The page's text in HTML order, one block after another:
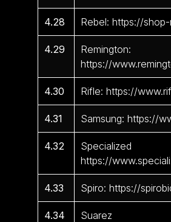
4.28 Rebel: https://
4.29
Remington:
https://
4.30 Rifle: https://
4.31 Samsung: https://
4.32
https://
4.33 Spiro: https://
4.34
Suarez